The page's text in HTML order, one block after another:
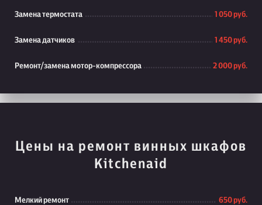
Замена термостата 1 050 руб.
Замена датчиков 1 450 руб.
Ремонт/замена мотор-компрессора 2 000 руб.
Цены на ремонт винных шкафов
Kitchenaid
Мелкий ремонт 650 руб.